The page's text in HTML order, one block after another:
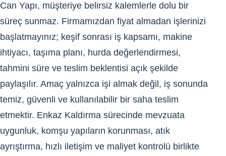
Can Yapı, müşteriye belirsiz kalemlerle dolu bir
süreç sunmaz. Firmamızdan fiyat almadan işlerinizi
başlatmayınız; keşif sonrası iş kapsamı, makine
ihtiyacı, taşıma planı, hurda değerlendirmesi,
tahmini süre ve teslim beklentisi açık şekilde
paylaşılır. Amaç yalnızca işi almak değil, iş sonunda
temiz, güvenli ve kullanılabilir bir saha teslim
etmektir. Enkaz Kaldırma sürecinde mevzuata
uygunluk, komşu yapıların korunması, atık
ayrıştırma, hızlı iletişim ve maliyet kontrolü birlikte